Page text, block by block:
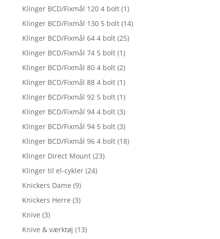
Klinger BCD/Fixmål 120 4 bolt (1)
Klinger BCD/Fixmål 130 5 bolt (14)
Klinger BCD/Fixmål 64 4 bolt (25)
Klinger BCD/Fixmål 74 5 bolt (1)
Klinger BCD/Fixmål 80 4 bolt (2)
Klinger BCD/Fixmål 88 4 bolt (1)
Klinger BCD/Fixmål 92 5 bolt (1)
Klinger BCD/Fixmål 94 4 bolt (3)
Klinger BCD/Fixmål 94 5 bolt (3)
Klinger BCD/Fixmål 96 4 bolt (18)
Klinger Direct Mount (23)
Klinger til el-cykler (24)
Knickers Dame (9)
Knickers Herre (3)
Knive (3)
Knive & værktøj (13)